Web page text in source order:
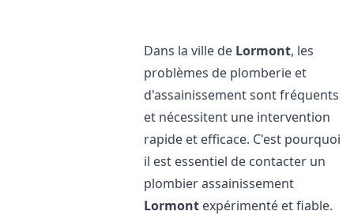
Dans la ville de Lormont, les
problèmes de plomberie et
d'assainissement sont fréquents
et nécessitent une intervention
rapide et efficace. C'est pourquoi
il est essentiel de contacter un
plombier assainissement
Lormont expérimenté et fiable.